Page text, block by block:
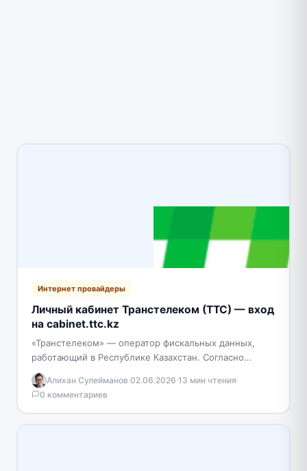
Интернет провайдеры
Личный кабинет Транстелеком (ТТС) — вход
на cabinet.ttc.kz
«Транстелеком» — оператор фискальных данных,
работающий в Республике Казахстан. Согласно
законодательству страны, индивидуальные
предприниматели должны пользоваться
современным кассовым оборудованием, которое
передает сведения…
Алихан Сулейманов·02.06.2026·13 мин чтения·
0 комментариев